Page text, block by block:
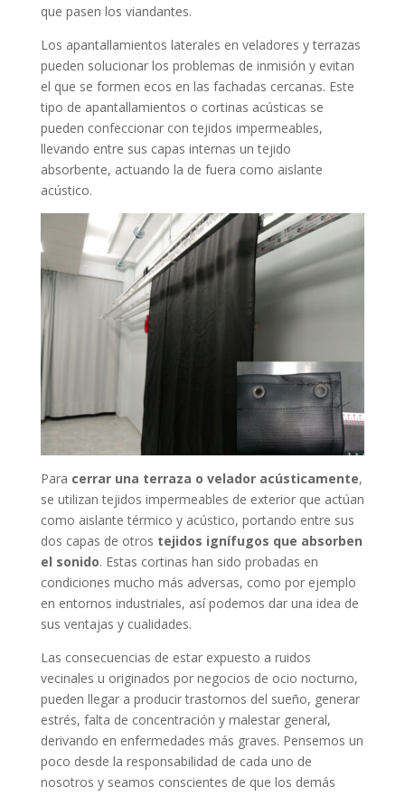
que pasen los viandantes.
Los apantallamientos laterales en veladores y terrazas
pueden solucionar los problemas de inmisión y evitan
el que se formen ecos en las fachadas cercanas. Este
tipo de apantallamientos o cortinas acústicas se
pueden confeccionar con tejidos impermeables,
llevando entre sus capas internas un tejido
absorbente, actuando la de fuera como aislante
acústico.
Para cerrar una terraza o velador acústicamente,
se utilizan tejidos impermeables de exterior que actúan
como aislante térmico y acústico, portando entre sus
dos capas de otros tejidos ignífugos que absorben
el sonido. Estas cortinas han sido probadas en
condiciones mucho más adversas, como por ejemplo
en entornos industriales, así podemos dar una idea de
sus ventajas y cualidades.
Las consecuencias de estar expuesto a ruidos
vecinales u originados por negocios de ocio nocturno,
pueden llegar a producir trastornos del sueño, generar
estrés, falta de concentración y malestar general,
derivando en enfermedades más graves. Pensemos un
poco desde la responsabilidad de cada uno de
nosotros y seamos conscientes de que los demás